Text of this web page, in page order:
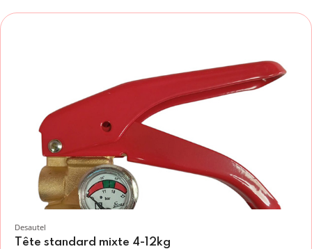
Desautel
Tête standard mixte 4-12kg